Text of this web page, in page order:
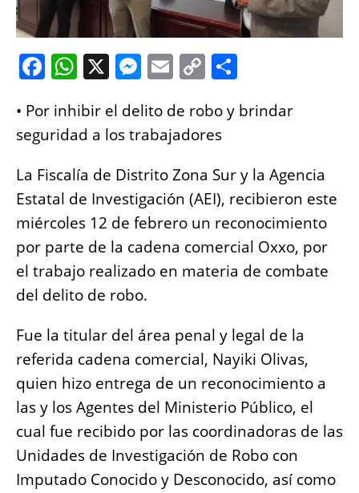
F
c
e
b
o
o
k
W
at
s
A
p
p
X M
ss
e
n
g
er
E
ai
l
C
p
y
Li
n
k
a
• Por inhibir el delito de robo y brindar
seguridad a los trabajadores
La Fiscalía de Distrito Zona Sur y la Agencia
Estatal de Investigación (AEI), recibieron este
miércoles 12 de febrero un reconocimiento
por parte de la cadena comercial Oxxo, por
el trabajo realizado en materia de combate
del delito de robo.
Fue la titular del área penal y legal de la
referida cadena comercial, Nayiki Olivas,
quien hizo entrega de un reconocimiento a
las y los Agentes del Ministerio Público, el
cual fue recibido por las coordinadoras de las
Unidades de Investigación de Robo con
Imputado Conocido y Desconocido, así como